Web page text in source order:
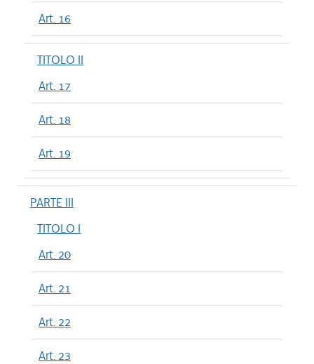
Art. 16
TITOLO II
Art. 17
Art. 18
Art. 19
PARTE III
TITOLO I
Art. 20
Art. 21
Art. 22
Art. 23